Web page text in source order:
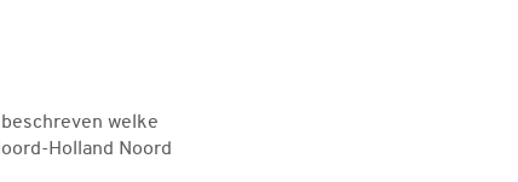
welke
Holland Noord